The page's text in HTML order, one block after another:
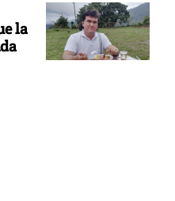
la